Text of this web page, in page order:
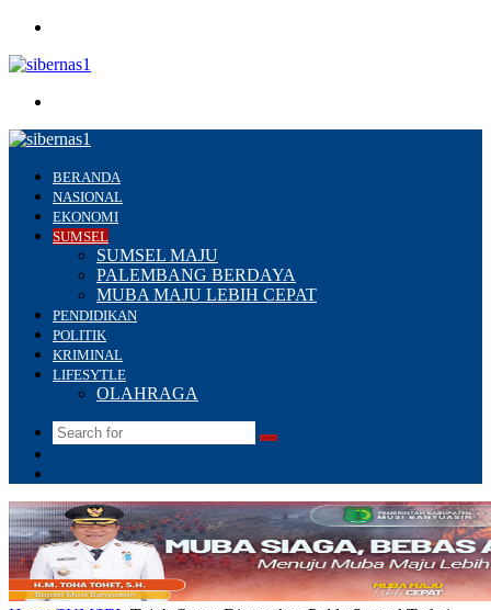
BERANDA
NASIONAL
EKONOMI
SUMSEL
SUMSEL MAJU
PALEMBANG BERDAYA
MUBA MAJU LEBIH CEPAT
PENDIDIKAN
POLITIK
KRIMINAL
LIFESYTLE
OLAHRAGA
Search